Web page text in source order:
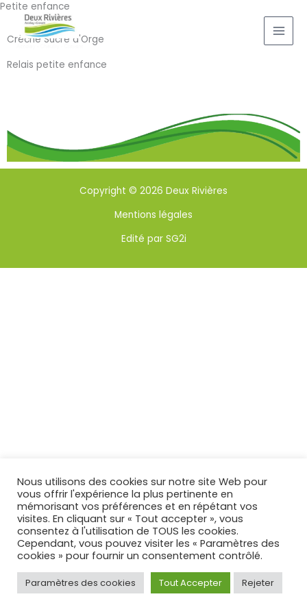
Aller
contenu
Petite enfance
Crèche Sucre d'Orge
Relais petite enfance
Copyright © 2026 Deux Rivières
Mentions légales
Edité par SG2i
Nous utilisons des cookies sur notre site Web pour
vous offrir l'expérience la plus pertinente en
mémorisant vos préférences et en répétant vos
visites. En cliquant sur « Tout accepter », vous
consentez à l'utilisation de TOUS les cookies.
Cependant, vous pouvez visiter les « Paramètres des
cookies » pour fournir un consentement contrôlé.
Paramètres des cookies Tout Accepter Rejeter